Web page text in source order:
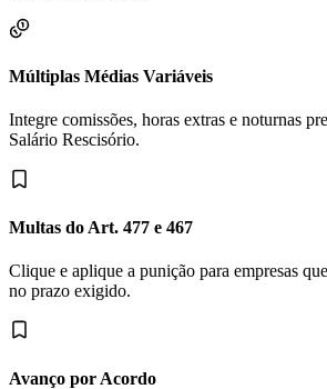
Múltiplas Médias Variáveis
Integre comissões, horas extras e noturnas
Salário Rescisório.
Multas do Art. 477 e 467
Clique e aplique a punição para empresas
no prazo exigido.
Avanço por Acordo